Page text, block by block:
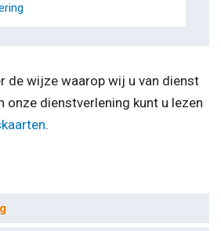
de wijze waarop wij u van dienst
onze dienstverlening kunt u lezen
.